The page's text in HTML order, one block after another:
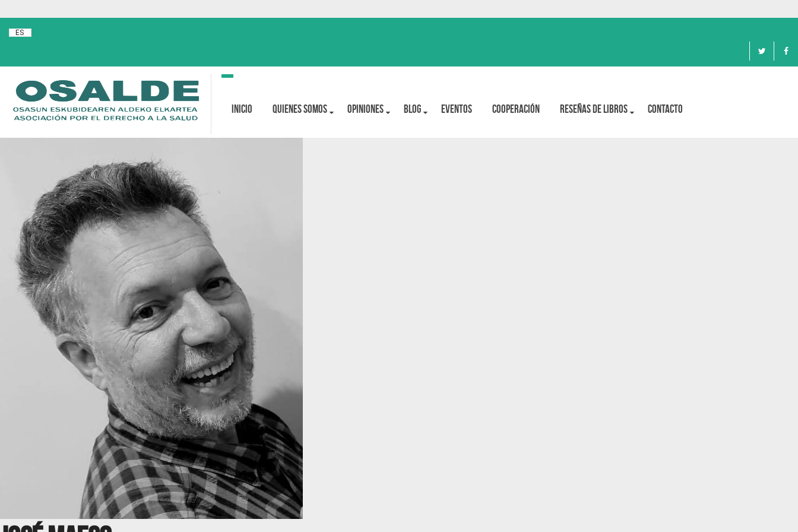
ES
Toggle
Inicio Quienes Somos OPINIONES BLOG Eventos Cooperación Reseñas de libros Contacto